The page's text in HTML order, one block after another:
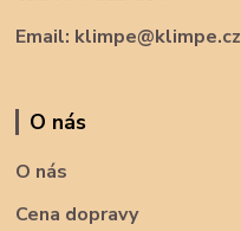
Email: klimpe@klimpe.cz
O nás
O nás
Cena dopravy